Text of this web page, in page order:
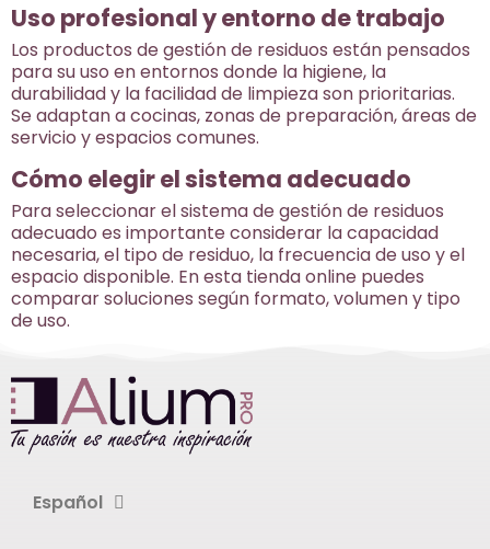
Uso profesional y entorno de trabajo
Los productos de gestión de residuos están pensados
para su uso en entornos donde la higiene, la
durabilidad y la facilidad de limpieza son prioritarias.
Se adaptan a cocinas, zonas de preparación, áreas de
servicio y espacios comunes.
Cómo elegir el sistema adecuado
Para seleccionar el sistema de gestión de residuos
adecuado es importante considerar la capacidad
necesaria, el tipo de residuo, la frecuencia de uso y el
espacio disponible. En esta tienda online puedes
comparar soluciones según formato, volumen y tipo
de uso.
Español